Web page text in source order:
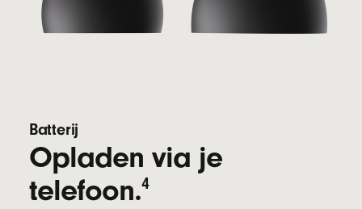
Batterij
Opladen via je
telefoon.4